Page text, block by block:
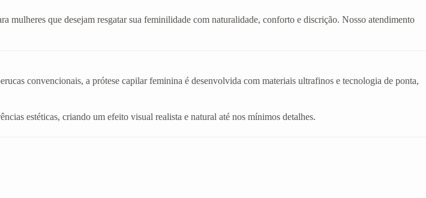
mulheres que desejam resgatar sua feminilidade com naturalidade, conforto e discrição. Nosso atendimento
convencionais, a prótese capilar feminina é desenvolvida com materiais ultrafinos e tecnologia de ponta,
estéticas, criando um efeito visual realista e natural até nos mínimos detalhes.